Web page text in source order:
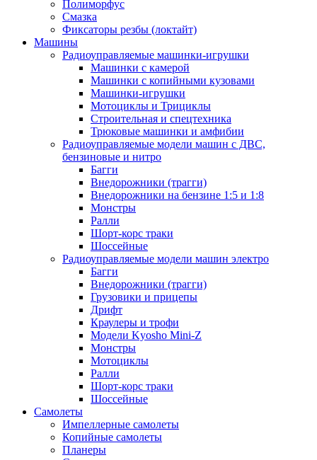
Полиморфус
Смазка
Фиксаторы резбы (локтайт)
Машины
Радиоуправляемые машинки-игрушки
Машинки с камерой
Машинки с копийными кузовами
Машинки-игрушки
Мотоциклы и Трициклы
Строительная и спецтехника
Трюковые машинки и амфибии
Радиоуправляемые модели машин с ДВС,
бензиновые и нитро
Багги
Внедорожники (трагги)
Внедорожники на бензине 1:5 и 1:8
Монстры
Ралли
Шорт-корс траки
Шоссейные
Радиоуправляемые модели машин электро
Багги
Внедорожники (трагги)
Грузовики и прицепы
Дрифт
Краулеры и трофи
Модели Kyosho Mini-Z
Монстры
Мотоциклы
Ралли
Шорт-корс траки
Шоссейные
Самолеты
Импеллерные самолеты
Копийные самолеты
Планеры